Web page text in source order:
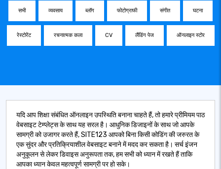
सभी व्यवसाय ब्लॉग फोटोग्राफी संगीत घटना
रेस्टोरेंट रचनात्मक कला CV लैंडिंग पेज ऑनलाइन स्टोर
यदि आप शिक्षा संबंधित ऑनलाइन उपस्थिति बनाना चाहते हैं, तो हमारे प्रीमियम पाठ
वेबसाइट टेम्प्लेट्स के साथ यह सरल है। आधुनिक डिजाइनों के साथ जो आपके
सामग्री को उजागर करते हैं, SITE123 आपको बिना किसी कोडिंग की जरुरत के
एक सुंदर और प्रतिक्रियाशील वेबसाइट बनाने में मदद कर सकता है। सर्च इंजन
अनुकूलन से लेकर डिवाइस अनुरूपता तक, हम सभी को ध्यान में रखते हैं ताकि
आपका ध्यान केवल महत्वपूर्ण सामग्री पर हो सके।